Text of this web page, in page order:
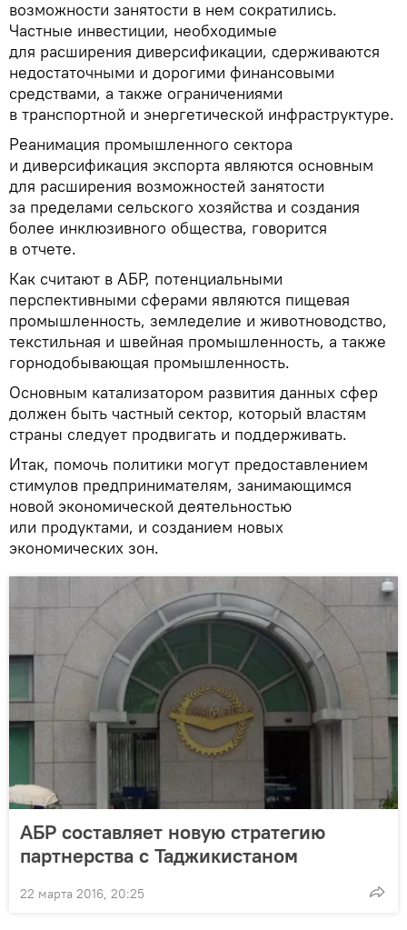
возможности занятости в нем сократились.
Частные инвестиции, необходимые
для расширения диверсификации, сдерживаются
недостаточными и дорогими финансовыми
средствами, а также ограничениями
в транспортной и энергетической инфраструктуре.
Реанимация промышленного сектора
и диверсификация экспорта являются основным
для расширения возможностей занятости
за пределами сельского хозяйства и создания
более инклюзивного общества, говорится
в отчете.
Как считают в АБР, потенциальными
перспективными сферами являются пищевая
промышленность, земледелие и животноводство,
текстильная и швейная промышленность, а также
горнодобывающая промышленность.
Основным катализатором развития данных сфер
должен быть частный сектор, который властям
страны следует продвигать и поддерживать.
Итак, помочь политики могут предоставлением
стимулов предпринимателям, занимающимся
новой экономической деятельностью
или продуктами, и созданием новых
экономических зон.
АБР составляет новую стратегию
партнерства с Таджикистаном
22 марта 2016, 20:25